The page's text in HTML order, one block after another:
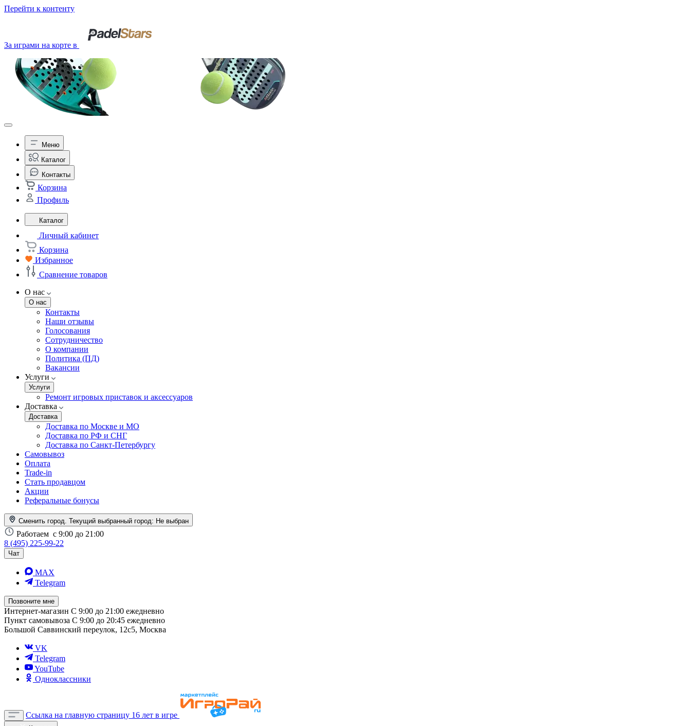
Перейти к контенту
За играми на корте в
Меню
Каталог
Контакты
Корзина
Профиль
Каталог
Личный кабинет
Корзина
Избранное
Сравнение товаров
О нас
О нас
Контакты
Наши отзывы
Голосования
Сотрудничество
О компании
Политика (ПД)
Вакансии
Услуги
Услуги
Ремонт игровых приставок и аксессуаров
Доставка
Доставка
Доставка по Москве и МО
Доставка по РФ и СНГ
Доставка по Санкт-Петербургу
Самовывоз
Оплата
Trade-in
Стать продавцом
Акции
Реферальные бонусы
Сменить город. Текущий выбранный город: Не выбран
Работаем с 9:00 до 21:00
8 (495) 225-99-22
Чат
MAX
Telegram
Позвоните мне
Интернет-магазин С 9:00 до 21:00 ежедневно
Пункт самовывоза С 9:00 до 20:45 ежедневно
Большой Саввинский переулок, 12с5, Москва
VK
Telegram
YouTube
Одноклассники
Ссылка на главную страницу 16 лет в игре